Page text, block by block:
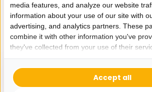
Ontvang de nieuwste aanbiedingen en
je niet spammen, beloofd.
* Lees hier de wettelijke beperkingen
media features, and analyze our website
information about your use of our site with
advertising, and analytics partners. These
combine it with other information you've
they've collected from your use of their
Accept all